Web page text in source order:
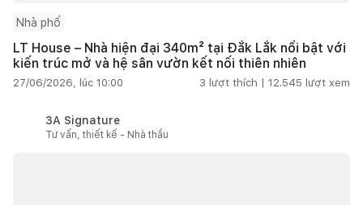
Nhà phố
LT House – Nhà hiện đại 340m² tại Đắk Lắk nổi bật với
kiến trúc mở và hệ sân vườn kết nối thiên nhiên
27/06/2026, lúc 10:00 3 lượt thích | 12.545 lượt xem
3A Signature
Tư vấn, thiết kế - Nhà thầu